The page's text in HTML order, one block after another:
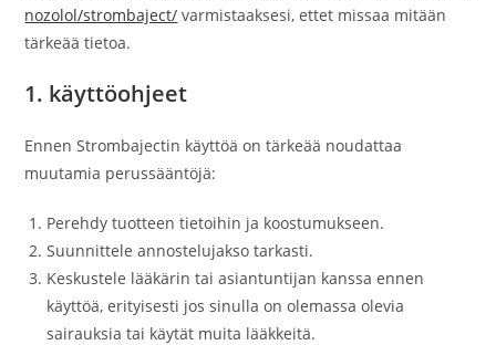
nozolol/strombaject/ varmistaaksesi, ettet missaa mitään
tärkeää tietoa.
1. käyttöohjeet
Ennen Strombajectin käyttöä on tärkeää noudattaa
muutamia perussääntöjä:
Perehdy tuotteen tietoihin ja koostumukseen.
Suunnittele annostelujakso tarkasti.
Keskustele lääkärin tai asiantuntijan kanssa ennen
käyttöä, erityisesti jos sinulla on olemassa olevia
sairauksia tai käytät muita lääkkeitä.